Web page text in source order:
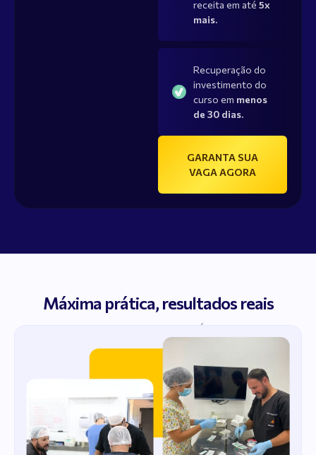
receita em até 5x
mais.
Recuperação do
investimento do
curso em menos
de 30 dias.
GARANTA SUA
VAGA AGORA
Máxima prática, resultados reais
O que torna nosso curso ÚNICO: